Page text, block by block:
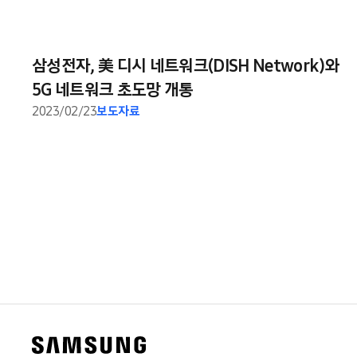
삼성전자, 美 디시 네트워크(DISH Network)와
5G 네트워크 초도망 개통
2023/02/23보도자료